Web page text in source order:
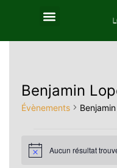
Benjamin
Évènements
Notice Aucun résultat